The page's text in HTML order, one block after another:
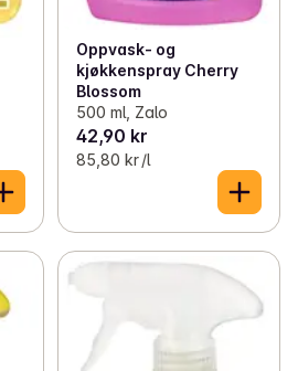
Oppvask- og
kjøkkenspray Cherry
Blossom
500 ml, Zalo
42,90 kr
85,80 kr /l